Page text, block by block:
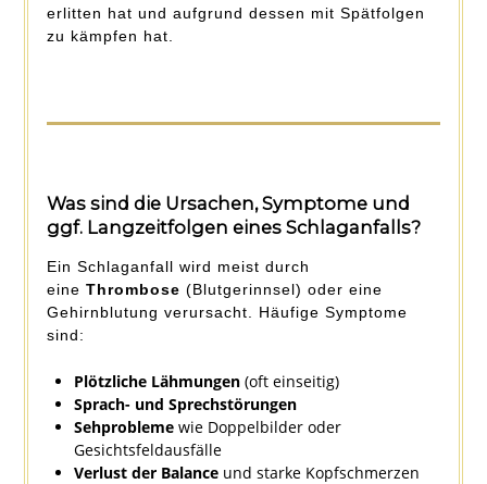
erlitten hat und aufgrund dessen mit Spätfolgen
zu kämpfen hat.
Was sind die Ursachen, Symptomeund
ggf. Langzeitfolgen eines Schlaganfalls?
Ein Schlaganfall wird meist durch
eine Thrombose (Blutgerinnsel) oder eine
Gehirnblutung verursacht. Häufige Symptome
sind:
Plötzliche Lähmungen(oft einseitig)
Sprach- und Sprechstörungen
Sehproblemewie Doppelbilder oder
Gesichtsfeldausfälle
Verlust der Balanceund starke Kopfschmerzen